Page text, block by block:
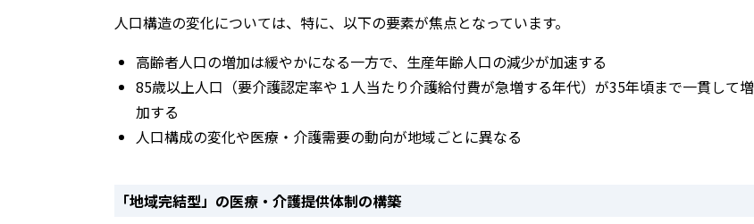
人口構造の変化については、特に、以下の要素が焦点となっています。
高齢者人口の増加は緩やかになる⼀⽅で、⽣産年齢⼈⼝の減少が加速する
85歳以上人口（要介護認定率や１⼈当たり介護給付費が急増する年代）が35年頃まで⼀貫して増
加する
人口構成の変化や医療・介護需要の動向が地域ごとに異なる
「地域完結型」の医療・介護提供体制の構築